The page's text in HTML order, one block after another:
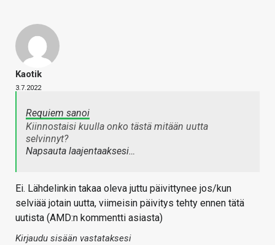
Kaotik
3.7.2022
Requiem sanoi
Kiinnostaisi kuulla onko tästä mitään uutta
selvinnyt?
Napsauta laajentaaksesi…
Ei. Lähdelinkin takaa oleva juttu päivittynee jos/kun
selviää jotain uutta, viimeisin päivitys tehty ennen tätä
uutista (AMD:n kommentti asiasta)
Kirjaudu sisään vastataksesi